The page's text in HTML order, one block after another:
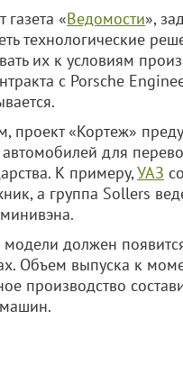
газета «Ведомости»,
технологические
их к условиям
с Porsche
проект «Кортеж»
автомобилей для
К примеру,УАЗ
а группа Sollers
модели должен
Объем выпуска к
производство